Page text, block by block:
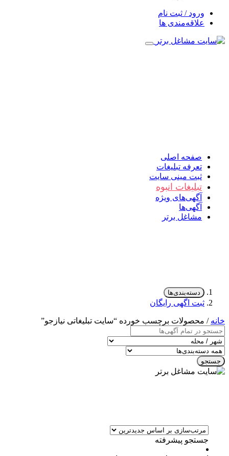
ورود / ثبت نام
علاقه‌مندی ها
صفحه اصلی
تعرفه تبلیغات
ثبت مینی سایت
تبلیغات انبوه
آگهی‌های ویژه
آگهی‌ها
مشاغل برتر
دسته‌بندی‌ها
ثبت اگهی رایگان
خانه / محصولات برچسب خورده “سایت تبلیغاتی نیازجو”
جستجو
جستجو پیشرفته